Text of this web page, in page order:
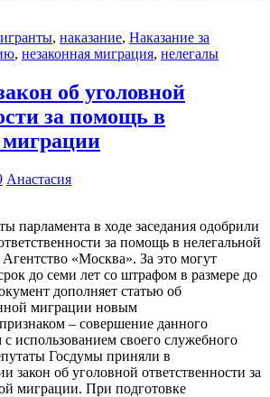
, наказание, Наказание за
, незаконная миграция, нелегалы
об уголовной
за помощь в
миграции
Анастасия
парламента в ходе заседания одобрили
за помощь в нелегальной
«Москва». За это могут
до семи лет со штрафом в размере до
дополняет статью об
миграции новым
– совершение данного
использованием своего служебного
Госдумы приняли в
закон об уголовной ответственности за
миграции. При подготовке